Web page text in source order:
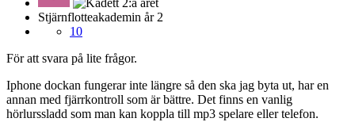
Stjärnflotteakademin år 2
10
För att svara på lite frågor.
Iphone dockan fungerar inte längre så den ska jag byta ut, har en
annan med fjärrkontroll som är bättre. Det finns en vanlig
hörlurssladd som man kan koppla till mp3 spelare eller telefon.